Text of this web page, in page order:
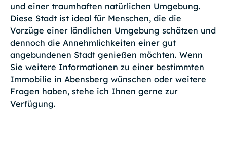
und einer traumhaften natürlichen Umgebung.
Diese Stadt ist ideal für Menschen, die die
Vorzüge einer ländlichen Umgebung schätzen und
dennoch die Annehmlichkeiten einer gut
angebundenen Stadt genießen möchten. Wenn
Sie weitere Informationen zu einer bestimmten
Immobilie in Abensberg wünschen oder weitere
Fragen haben, stehe ich Ihnen gerne zur
Verfügung.